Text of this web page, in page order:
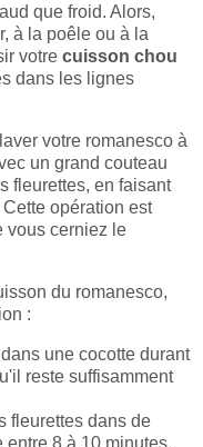
que froid. Alors,
à la poêle ou à la
votre cuisson chou
dans les lignes
votre romanesco à
un grand couteau
fleurettes, en faisant
opération est
vous cerniez le
du romanesco,
:
une cocotte durant
reste suffisamment
fleurettes dans de
entre 8 à 10 minutes,